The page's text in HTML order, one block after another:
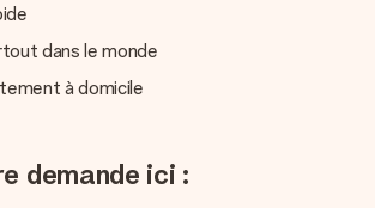
de livraison ?
pas (encore) possible de choisir une
Le cadeau commandé vous est envoyé par
Si vous voulez savoir de quelle
dans le monde
à domicile
demande ici :